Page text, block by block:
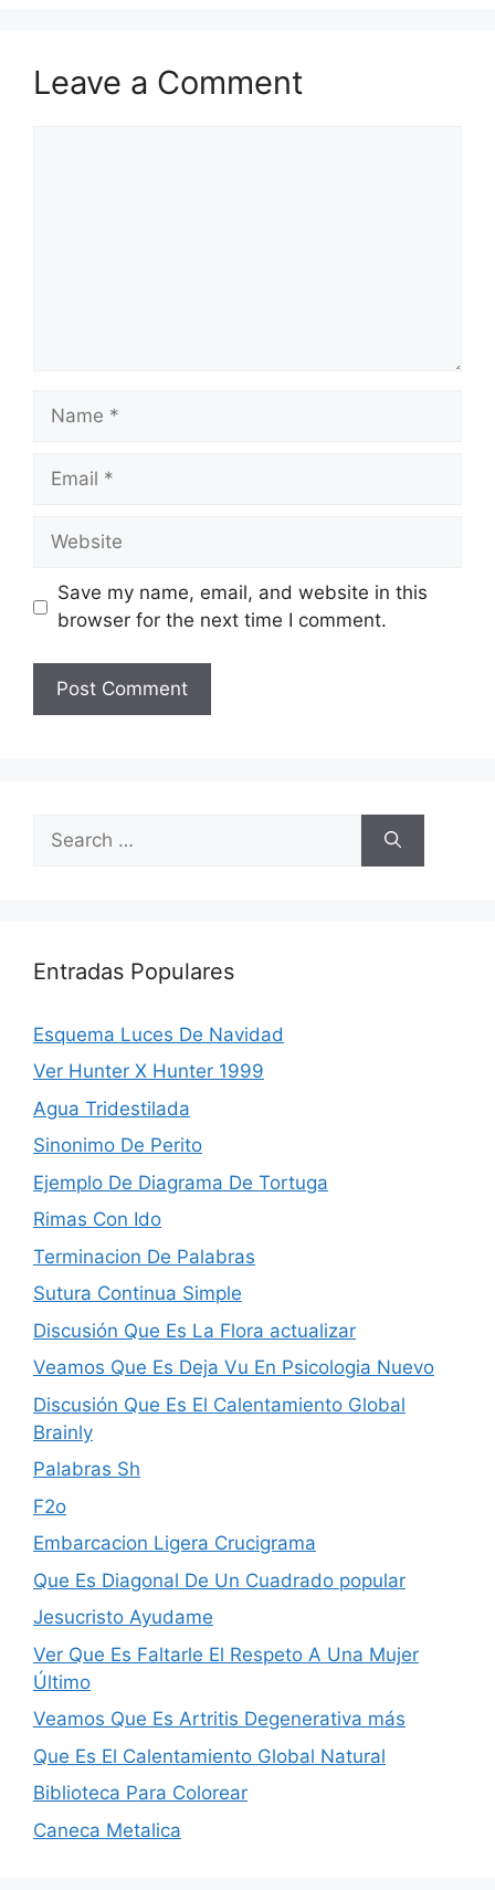
Leave a Comment
Name
Email
Website
Save my name, email, and website in this
browser for the next time I comment.
for:
Entradas Populares
Esquema Luces De Navidad
Ver Hunter X Hunter 1999
Agua Tridestilada
Sinonimo De Perito
Ejemplo De Diagrama De Tortuga
Rimas Con Ido
Terminacion De Palabras
Sutura Continua Simple
Discusión Que Es La Flora actualizar
Veamos Que Es Deja Vu En Psicologia Nuevo
Discusión Que Es El Calentamiento Global
Brainly
Palabras Sh
F2o
Embarcacion Ligera Crucigrama
Que Es Diagonal De Un Cuadrado popular
Jesucristo Ayudame
Ver Que Es Faltarle El Respeto A Una Mujer
Último
Veamos Que Es Artritis Degenerativa más
Que Es El Calentamiento Global Natural
Biblioteca Para Colorear
Caneca Metalica